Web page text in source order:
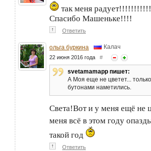
так меня
Спасибо Машеньке!!!!
↑ Ответить
ольга буркина Калач
22 июня 2016 года #
svetamamapp пишет:
А Моя еще не цветет... только
бутонами наметились.
Света!Вот и у меня ещё не
меня всё в этом году
такой год
↑ Ответить